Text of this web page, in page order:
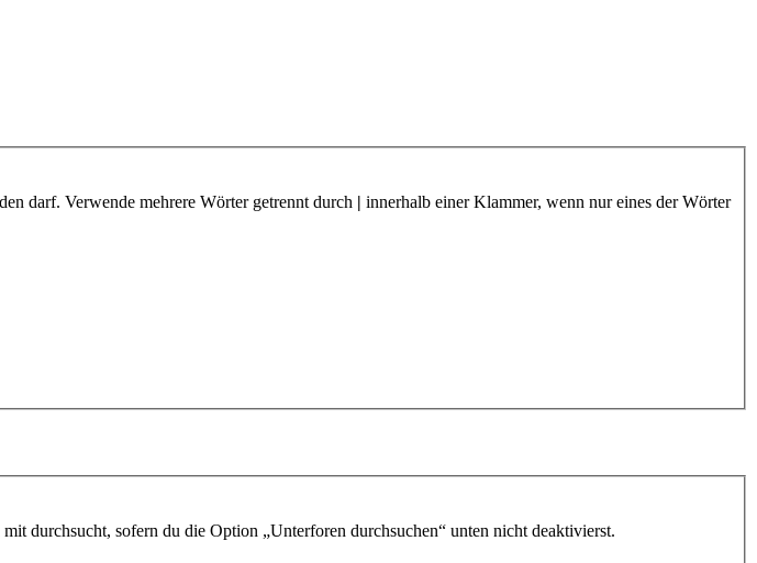
darf. Verwende mehrere Wörter getrennt durch | innerhalb einer Klammer, wenn nur eines der Wörter
durchsucht, sofern du die Option „Unterforen durchsuchen“ unten nicht deaktivierst.